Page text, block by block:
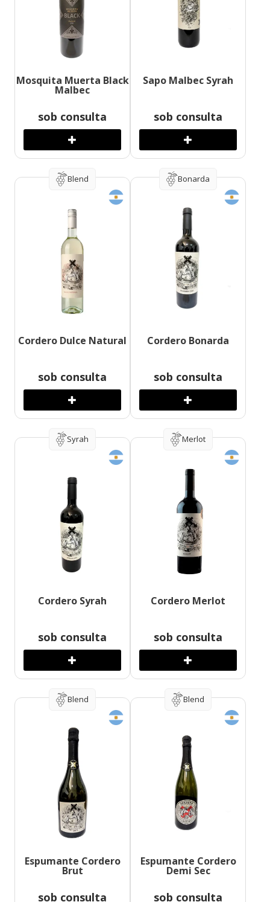
Mosquita Muerta Black
Malbec
sob consulta
Sapo Malbec Syrah
sob consulta
Blend
Cordero Dulce Natural
sob consulta
Bonarda
Cordero Bonarda
sob consulta
Syrah
Cordero Syrah
sob consulta
Merlot
Cordero Merlot
sob consulta
Blend
Espumante Cordero
Brut
sob consulta
Blend
Espumante Cordero
Demi Sec
sob consulta